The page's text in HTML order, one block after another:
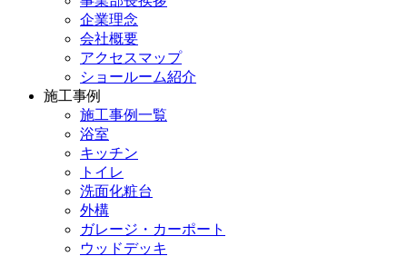
企業理念
会社概要
アクセスマップ
ショールーム紹介
施工事例
施工事例一覧
浴室
キッチン
トイレ
洗面化粧台
外構
ガレージ・カーポート
ウッドデッキ